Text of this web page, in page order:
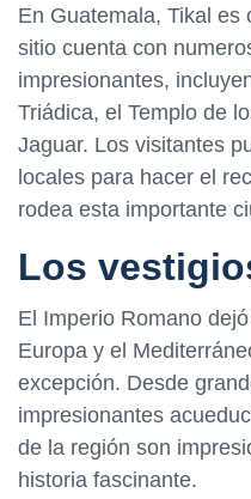
En Guatemala, Tikal es
sitio cuenta con
impresionantes,
Triádica, el Templo de
Jaguar. Los visitantes
locales para hacer el
rodea esta importante
Los
El Imperio Romano
Europa y el
excepción. Desde
impresionantes
de la región son
historia fascinante.